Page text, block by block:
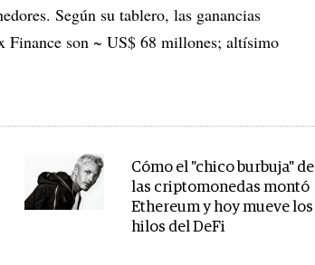
Según su tablero, las ganancias
Finance son ~ US$ 68 millones; altísimo
Cómo el "chico burbuja" de
las criptomonedas montó
Ethereum y hoy mueve los
hilos del DeFi